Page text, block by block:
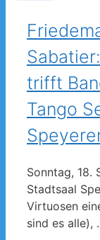
trifft
Tango
Sonntag, 18.
Stadtsaal
Virtuosen
sind es alle),